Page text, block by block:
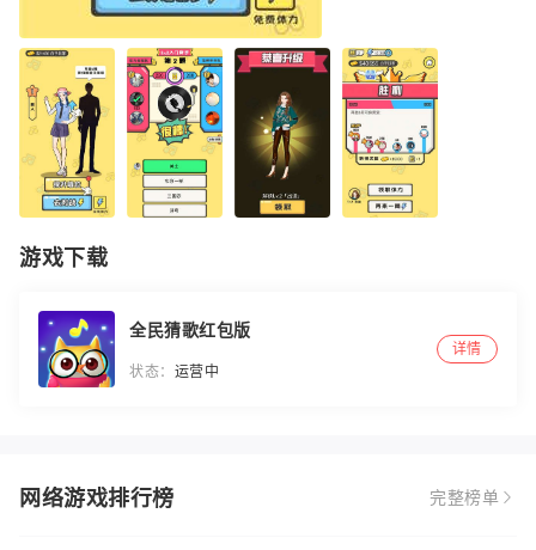
游戏下载
全民猜歌红包版
状态： 运营中
详情
网络游戏排行榜 完整榜单